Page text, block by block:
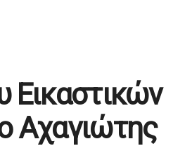
Εικαστικών
Αχαγιώτης